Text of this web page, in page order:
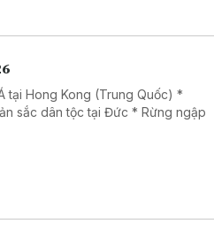
tại Hong Kong (Trung Quốc) *
sắc dân tộc tại Đức * Rừng ngập